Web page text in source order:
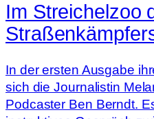
Im Streichelzoo
In der ersten Ausgabe
sich die Journalistin
Podcaster Ben Berndt.